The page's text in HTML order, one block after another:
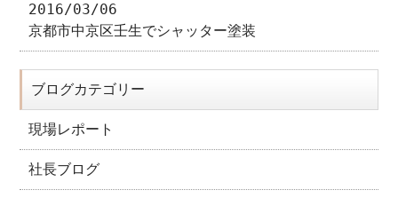
2016/03/06
京都市中京区壬生でシャッター塗装
ブログカテゴリー
現場レポート
社長ブログ